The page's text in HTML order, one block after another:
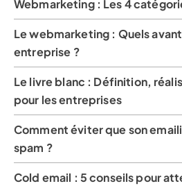
Webmarketing : Les 4
Le webmarketing : Quels
entreprise ?
Le livre blanc : Définition,
pour les entreprises
Comment éviter que son
spam ?
Cold email : 5 conseils pour